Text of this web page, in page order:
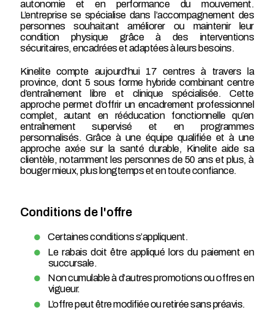
autonomie et en performance du mouvement.
L’entreprise se spécialise dans l’accompagnement des
personnes souhaitant améliorer ou maintenir leur
condition physique grâce à des interventions
sécuritaires, encadrées et adaptées à leurs besoins.
Kinelite compte aujourd’hui 17 centres à travers la
province, dont 5 sous forme hybride combinant centre
d’entraînement libre et clinique spécialisée. Cette
approche permet d’offrir un encadrement professionnel
complet, autant en rééducation fonctionnelle qu’en
entraînement supervisé et en programmes
personnalisés. Grâce à une équipe qualifiée et à une
approche axée sur la santé durable, Kinelite aide sa
clientèle, notamment les personnes de 50 ans et plus, à
bouger mieux, plus longtemps et en toute confiance.
Conditions de l'offre
Certaines conditions s’appliquent.
Le rabais doit être appliqué lors du paiement en
succursale.
Non cumulable à d’autres promotions ou offres en
vigueur.
L’offre peut être modifiée ou retirée sans préavis.